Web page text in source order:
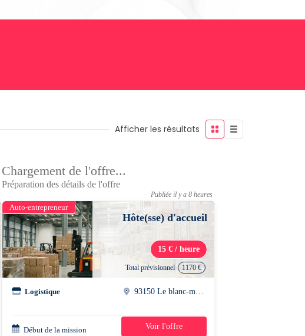
Afficher les résultats
Chargement de l'offre...
Préparation des détails de l'offre
Publiée il y a 8 heures
Auto-entrepreneur
Hôte(sse) d'accueil
15 € / heure
Total prévisionnel 1170 €
Logistique
Début de la mission
2 semaines
Voir l'offre